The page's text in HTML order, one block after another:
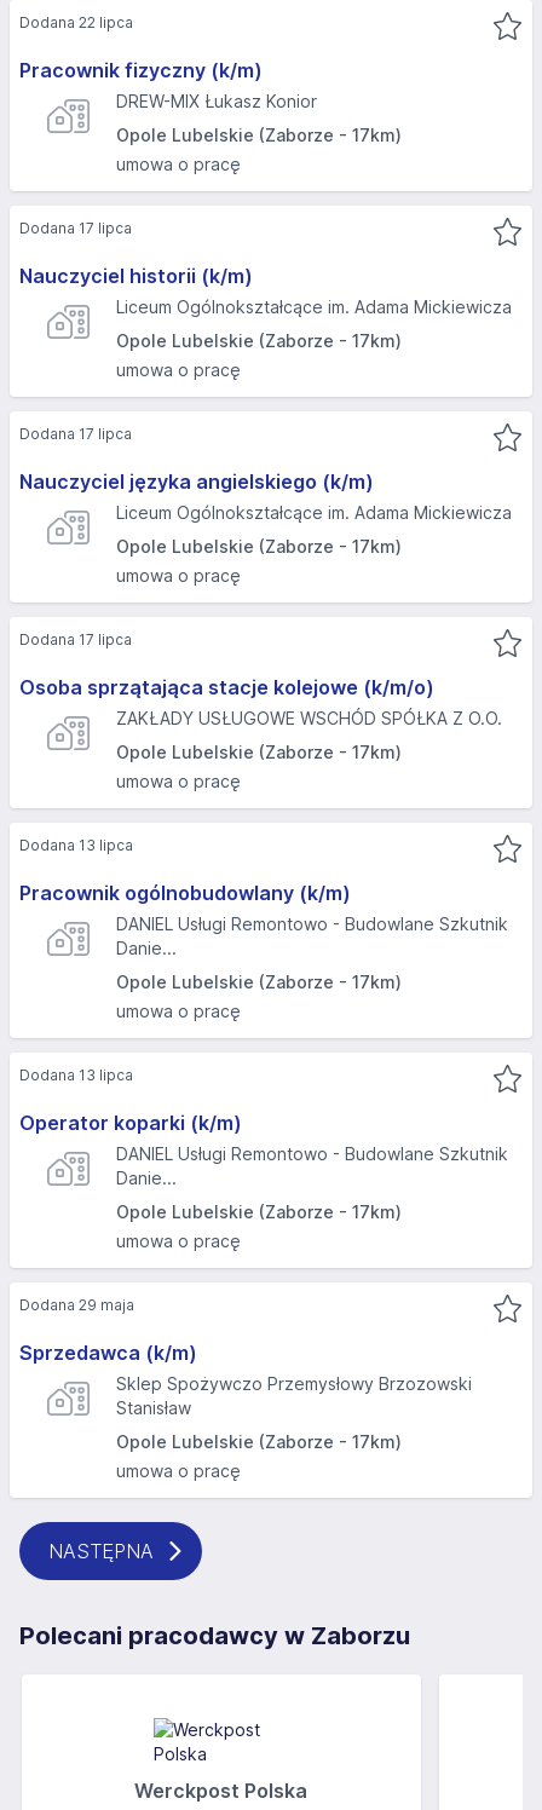
Pracownik fizyczny (k/m)
DREW-MIX Łukasz Konior
Opole Lubelskie (Zaborze - 17km)
umowa o pracę
Dodana 22 lipca
Nauczyciel historii (k/m)
Liceum Ogólnokształcące im. Adama Mickiewicza
Opole Lubelskie (Zaborze - 17km)
umowa o pracę
Dodana 17 lipca
Nauczyciel języka angielskiego (k/m)
Liceum Ogólnokształcące im. Adama Mickiewicza
Opole Lubelskie (Zaborze - 17km)
umowa o pracę
Dodana 17 lipca
Osoba sprzątająca stacje kolejowe (k/m/o)
ZAKŁADY USŁUGOWE WSCHÓD SPÓŁKA Z O.O.
Opole Lubelskie (Zaborze - 17km)
umowa o pracę
Dodana 17 lipca
Pracownik ogólnobudowlany (k/m)
DANIEL Usługi Remontowo - Budowlane Szkutnik
Danie...
Opole Lubelskie (Zaborze - 17km)
umowa o pracę
Dodana 13 lipca
Operator koparki (k/m)
DANIEL Usługi Remontowo - Budowlane Szkutnik
Danie...
Opole Lubelskie (Zaborze - 17km)
umowa o pracę
Dodana 13 lipca
Sprzedawca (k/m)
Sklep Spożywczo Przemysłowy Brzozowski
Stanisław
Opole Lubelskie (Zaborze - 17km)
umowa o pracę
Dodana 29 maja
NASTĘPNA
Polecani pracodawcy w Zaborzu
Werckpost Polska